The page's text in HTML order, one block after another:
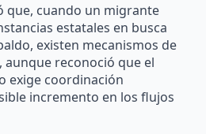
que, cuando un migrante
estatales en busca
existen mecanismos de
aunque reconoció que el
exige coordinación
incremento en los flujos